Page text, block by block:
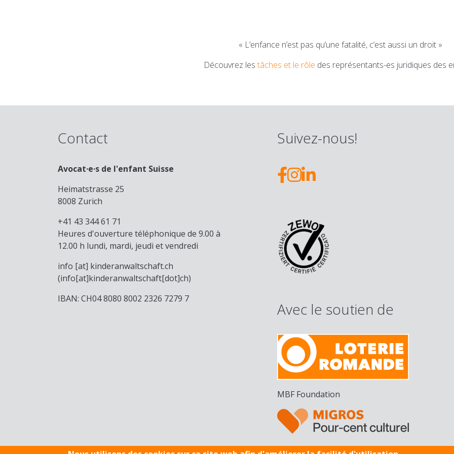
« L’enfance n’est pas qu’une fatalité, c’est aussi un droit »
Découvrez lestâches et le rôle des représentants-es juridiques des
Contact
Avocat·e·s de l'enfant Suisse
Heimatstrasse 25
8008 Zurich
+41 43 344 61 71
Heures d'ouverture téléphonique de 9.00 à
12.00 h lundi, mardi, jeudi et vendredi
info [at] kinderanwaltschaft.ch
(info[at]kinderanwaltschaft[dot]ch)
IBAN: CH04 8080 8002 2326 7279 7
Suivez-nous!
Avec le soutien de
MBF Foundation